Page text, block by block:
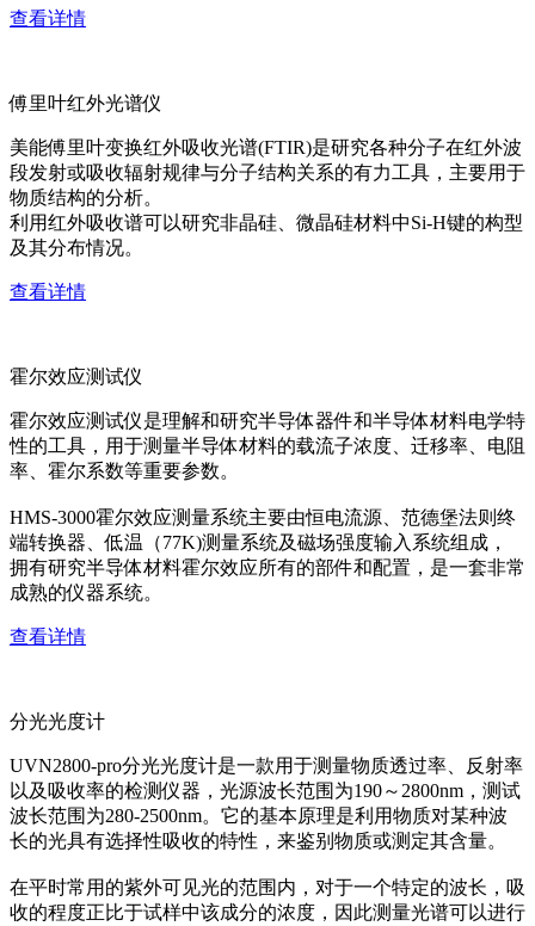
查看详情
傅里叶红外光谱仪
美能傅里叶变换红外吸收光谱(FTIR)是研究各种分子在红外波
段发射或吸收辐射规律与分子结构关系的有力工具，主要用于
物质结构的分析。
利用红外吸收谱可以研究非晶硅、微晶硅材料中Si-H键的构型
及其分布情况。
查看详情
霍尔效应测试仪
霍尔效应测试仪是理解和研究半导体器件和半导体材料电学特
性的工具，用于测量半导体材料的载流子浓度、迁移率、电阻
率、霍尔系数等重要参数。
HMS-3000霍尔效应测量系统主要由恒电流源、范德堡法则终
端转换器、低温（77K)测量系统及磁场强度输入系统组成，
拥有研究半导体材料霍尔效应所有的部件和配置，是一套非常
成熟的仪器系统。
查看详情
分光光度计
UVN2800-pro分光光度计是一款用于测量物质透过率、反射率
以及吸收率的检测仪器，光源波长范围为190～2800nm，测试
波长范围为280-2500nm。它的基本原理是利用物质对某种波
长的光具有选择性吸收的特性，来鉴别物质或测定其含量。
在平时常用的紫外可见光的范围内，对于一个特定的波长，吸
收的程度正比于试样中该成分的浓度，因此测量光谱可以进行